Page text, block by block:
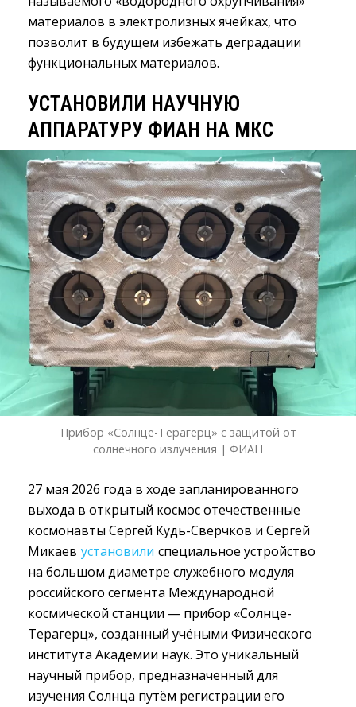
материалов в электролизных ячейках, что
позволит в будущем избежать деградации
функциональных материалов.
УСТАНОВИЛИ НАУЧНУЮ
АППАРАТУРУ ФИАН НА МКС
Прибор «Солнце-Терагерц» с защитой от
солнечного излучения | ФИАН
27 мая 2026 года в ходе запланированного
выхода в открытый космос отечественные
космонавты Сергей Кудь-Сверчков и Сергей
Микаев установили специальное устройство
на большом диаметре служебного модуля
российского сегмента Международной
космической станции — прибор «Солнце-
Терагерц», созданный учёными Физического
института Академии наук. Это уникальный
научный прибор, предназначенный для
изучения Солнца путём регистрации его